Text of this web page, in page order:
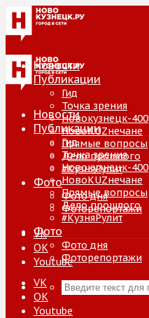
Новости
Публикации
Гид
Точка зрения
Новокузнецк-400
НовоKUZнечане
Прямые вопросы
Дело прошлого
#КузняРулит
Фото
Фото дня
Фоторепортажи
VK
ОК
Youtube
Новости
Публикации
Гид
Точка зрения
Новокузнецк-400
НовоKUZнечане
Прямые вопросы
Дело прошлого
#КузняРулит
Фото
Фото дня
Фоторепортажи
VK
ОК
Youtube